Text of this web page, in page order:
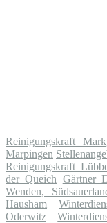
Reinigungskraft
Marpingen
Reinigungskraft
der Queich Gärtner
Wenden,
Hausham
Oderwitz